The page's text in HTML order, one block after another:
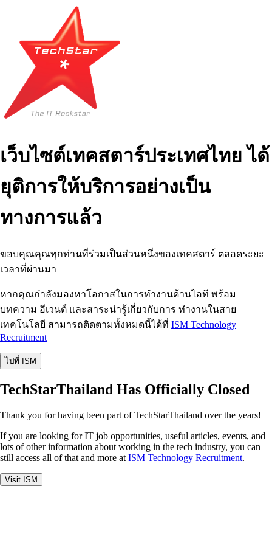
เว็บไซต์เทคสตาร์ประเทศไทย ได้
ยุติการให้บริการอย่างเป็น
ทางการแล้ว
ขอบคุณคุณทุกท่านที่ร่วมเป็นส่วนหนึ่งของเทคสตาร์ ตลอดระยะ
เวลาที่ผ่านมา
หากคุณกำลังมองหาโอกาสในการทำงานด้านไอที พร้อม
บทความ อีเวนต์ และสาระน่ารู้เกี่ยวกับการ ทำงานในสาย
เทคโนโลยี สามารถติดตามทั้งหมดนี้ได้ที่ ISM Technology
Recruitment
ไปที่ ISM
TechStarThailand Has Officially Closed
Thank you for having been part of TechStarThailand over the years!
If you are looking for IT job opportunities, useful articles, events, and
lots of other information about working in the tech industry, you can
still access all of that and more at ISM Technology Recruitment.
Visit ISM